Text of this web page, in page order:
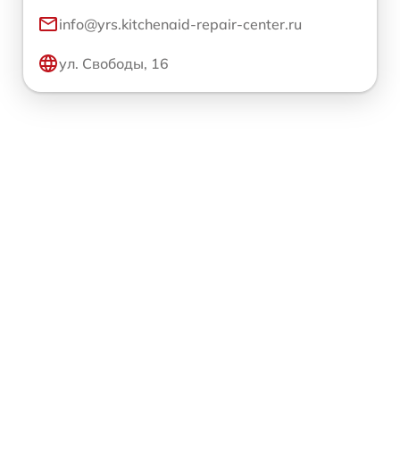
info@yrs.kitchenaid-repair-center.ru
ул. Свободы, 16